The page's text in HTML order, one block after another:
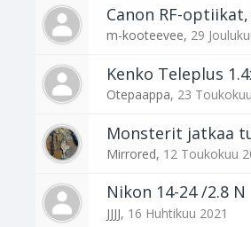
Canon RF-
m-kooteevee, 29
Kenko Teleplus
Otepaappa, 23
Monsterit jatkaa
Mirrored, 12 Toukokuu
Nikon 14-24 /2.8 N
JJJJ, 16 Huhtikuu 2021